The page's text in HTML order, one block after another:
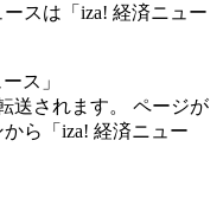
スは「iza! 経済ニュー
ス」
転送されます。 ページが
ら「iza! 経済ニュー